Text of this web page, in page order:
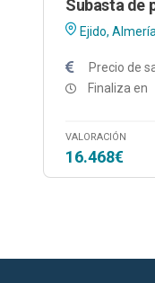
Ejido,
Precio de
Finaliza en
VALORACIÓN
16.468€